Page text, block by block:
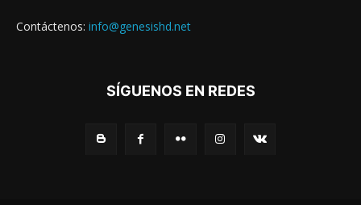
Contáctenos: info@genesishd.net
SÍGUENOS EN REDES